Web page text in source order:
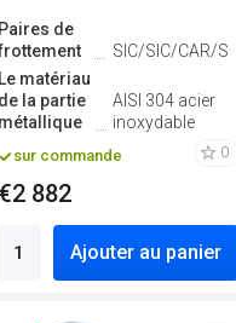
Paires de
SIC/SIC/CAR/
Le matériau
de la partie
métallique
AISI 304 acier
inoxydable
sur commande 0
€2 882
Ajouter au panier